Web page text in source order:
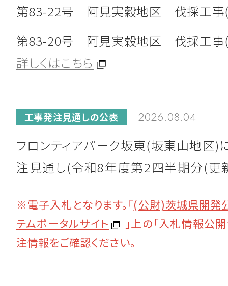
茨城空港ターミナルビルにおけるテ
（免税売店）の決定について
詳しくはこちら
お知らせ
「第99回 霞ヶ浦・北浦地域清掃大作
加しました。
お知らせ 2022.12.08
茨城県開発公社ビル デジタルサイネ
第83-22号 阿見実穀地区 伐採工事
第83-20号 阿見実穀地区 伐採工事
詳しくはこちら
工事発注見通しの公表 2026.08.04
フロンティアパーク坂東(坂東山地区)
注見通し(令和8年度第2四半期分(更
半期分)については、次のとおりです。
令和8年度工事の発注見通し一覧(R8
※電子入札となります。「(公財)茨城県開発
テムポータルサイト
」上の「入札情報公開
注情報をご確認ください。